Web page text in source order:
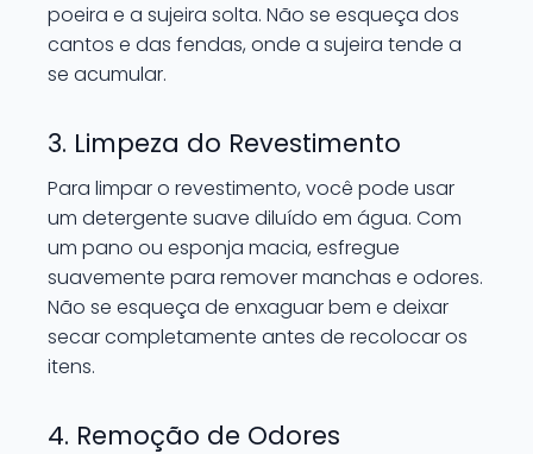
poeira e a sujeira solta. Não se esqueça dos
cantos e das fendas, onde a sujeira tende a
se acumular.
3. Limpeza do Revestimento
Para limpar o revestimento, você pode usar
um detergente suave diluído em água. Com
um pano ou esponja macia, esfregue
suavemente para remover manchas e odores.
Não se esqueça de enxaguar bem e deixar
secar completamente antes de recolocar os
itens.
4. Remoção de Odores